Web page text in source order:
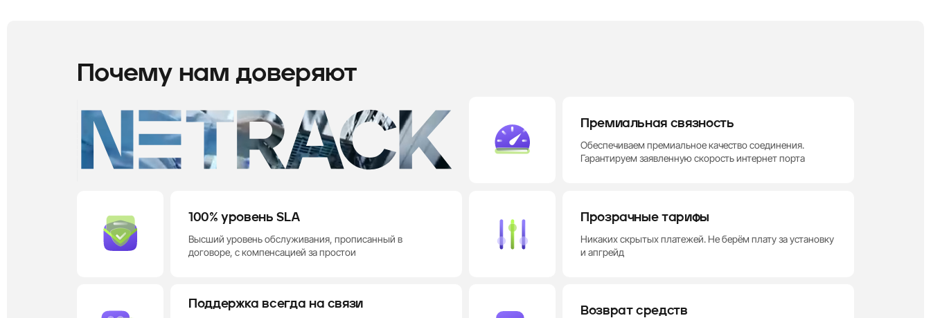
Почему нам доверяют
Премиальная связность
Обеспечиваем премиальное качество соединения.
Гарантируем заявленную скорость интернет порта
100% уровень SLA
Высший уровень обслуживания, прописанный в
договоре, с компенсацией за простои
Прозрачные тарифы
Никаких скрытых платежей. Не берём плату за установку
и апгрейд
Поддержка всегда на связи
Возврат средств